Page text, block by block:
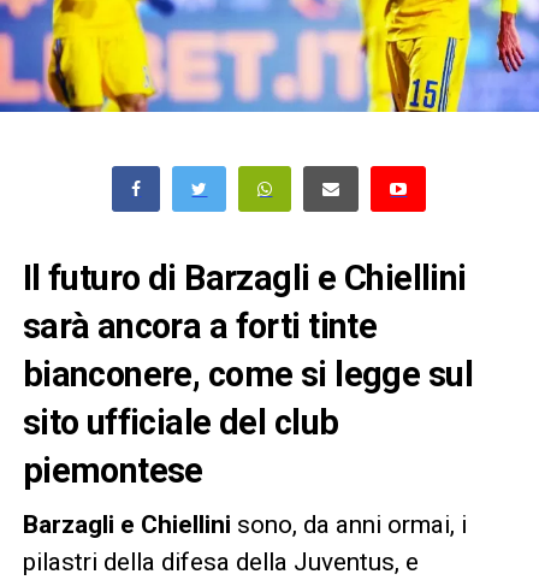
Il futuro di Barzagli e Chiellini
sarà ancora a forti tinte
bianconere, come si legge sul
sito ufficiale del club
piemontese
Barzagli e Chiellini sono, da anni ormai, i
pilastri della difesa della Juventus, e